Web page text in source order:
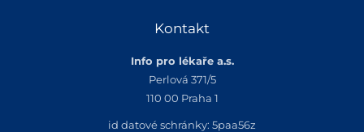
Kontakt
Info pro lékaře a.s.
Perlová 371/5
110 00 Praha 1
id datové schránky: 5paa56z